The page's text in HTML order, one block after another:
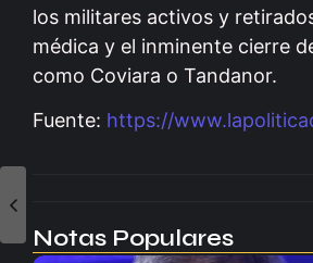
los militares activos y
médica y el inminente cierre
como Coviara o Tandanor.
Fuente: https://
Notas Populares